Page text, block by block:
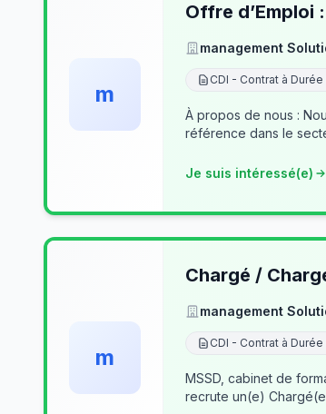
m
Offre d’Emploi
management
CDI - Contrat à
À propos de nous :
référence dans le
Je suis intéressé(e)
m
Chargé /
management
CDI - Contrat à
MSSD, cabinet de
recrute un(e)